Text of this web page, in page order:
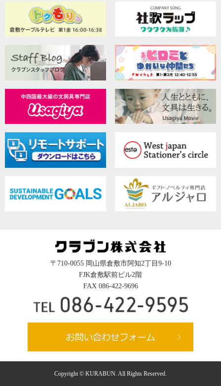
〒710-0055 岡山県倉敷市阿知2丁目9-10
FJK倉敷駅前ビル2階
FAX 086-422-9696
Copyright © KURABUN. All Rights Reserved.